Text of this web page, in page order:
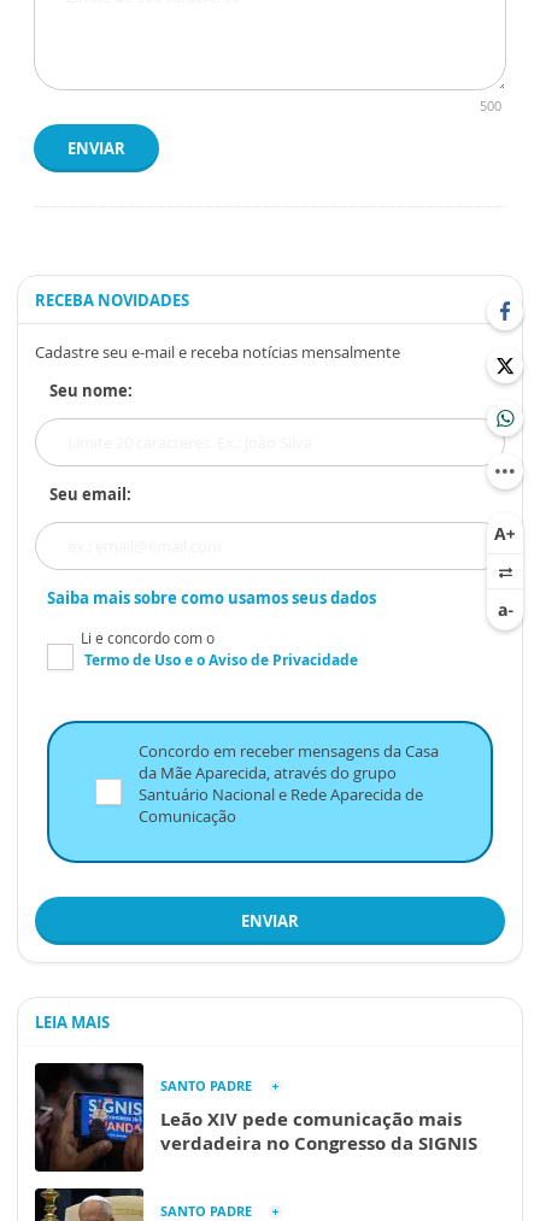
500
ENVIAR
RECEBA NOVIDADES
Cadastre seu e-mail e receba notícias mensalmente
Seu nome:
Seu email:
Saiba mais sobre como usamos seus dados
Li e concordo com o
Termo de Usoe oAviso de Privacidade
Concordo em receber mensagens da Casa
da Mãe Aparecida, através do grupo
Santuário Nacional e Rede Aparecida de
Comunicação
ENVIAR
LEIA MAIS
SANTO PADRE
Leão XIV pede comunicação mais
verdadeira no Congresso da SIGNIS
SANTO PADRE